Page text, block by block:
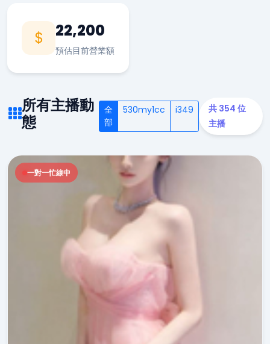
22,200
預估目前營業額
所有主播動
態
全
部
530my1cc i349
共 354 位
主播
一對一忙線中